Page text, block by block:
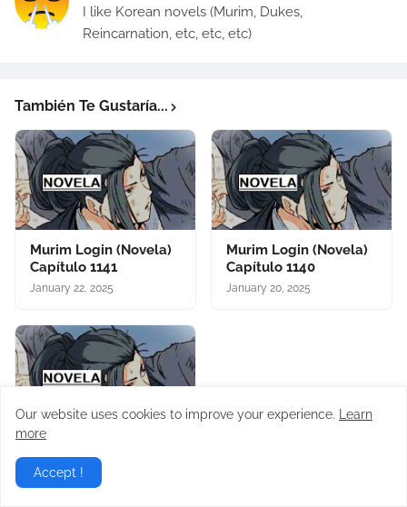
I like Korean novels (Murim, Dukes,
Reincarnation, etc, etc, etc)
También Te Gustaría...
Murim Login (Novela)
Capítulo 1141
January 22, 2025
Murim Login (Novela)
Capítulo 1140
January 20, 2025
Murim Login (Novela)
Capítulo 1139
January 16, 2025
Our website uses cookies to improve your experience.
Learn
more
Accept !